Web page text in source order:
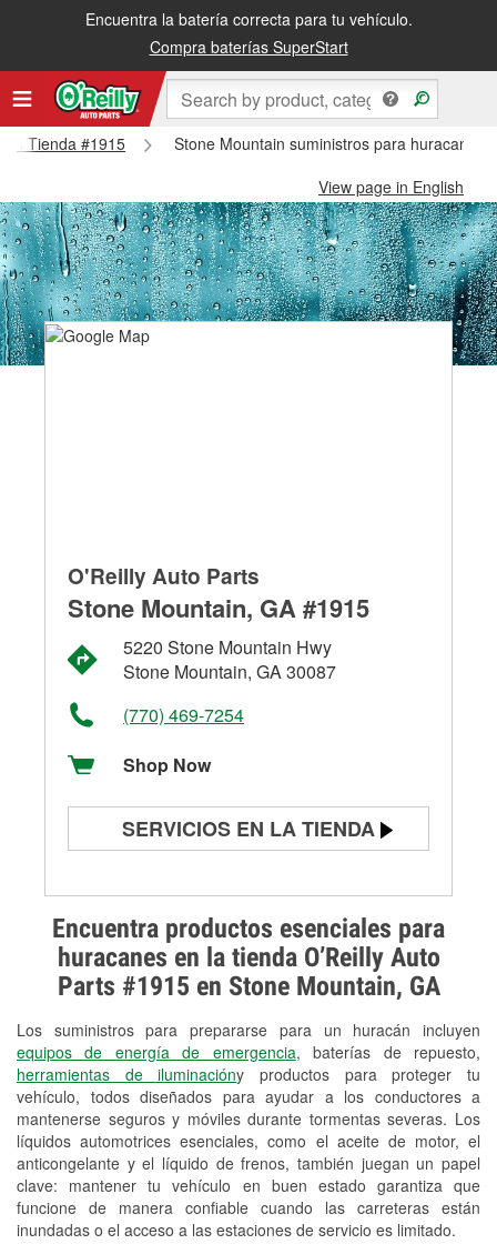
Encuentra la batería correcta para tu vehículo.
Compra baterías SuperStart
Tienda #1915
Stone Mountain suministros para huracanes
View page in English
Encuentra productos esenciales para
huracanes en la tienda O’Reilly Auto
Parts #1915 en Stone Mountain, GA
Los suministros para prepararse para un huracán incluyen
equipos de energía de emergencia, baterías de repuesto,
herramientas de iluminacióny productos para proteger tu
vehículo, todos diseñados para ayudar a los conductores a
mantenerse seguros y móviles durante tormentas severas. Los
líquidos automotrices esenciales, como el aceite de motor, el
anticongelante y el líquido de frenos, también juegan un papel
clave: mantener tu vehículo en buen estado garantiza que
funcione de manera confiable cuando las carreteras están
inundadas o el acceso a las estaciones de servicio es limitado.
O'Reilly Auto Parts
Stone Mountain, GA #1915
5220 Stone Mountain Hwy
Stone Mountain, GA 30087
(770) 469-7254
Shop Now
SERVICIOS EN LA TIENDA
Prueba de alternadores y
arrancadores
Revisión de la luz "Check Engine"
Reciclaje de baterías y aceite
Instalación de bombillas de faros
Instalación de limpiaparabrisas
Programa de Préstamo de
Herramientas
Rectificación de tambores y discos de